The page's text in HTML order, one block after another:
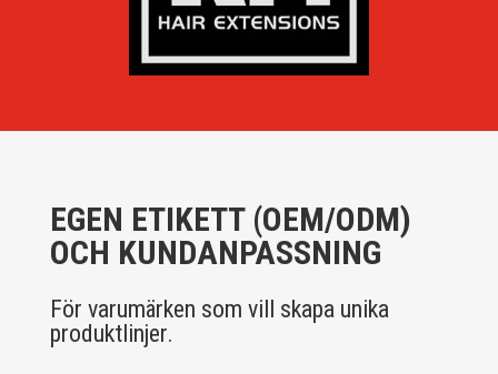
EGEN ETIKETT (OEM/ODM)
OCH KUNDANPASSNING
För varumärken som vill skapa unika
produktlinjer.